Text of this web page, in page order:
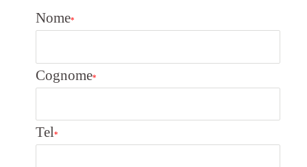
Nome*
Cognome*
Tel*